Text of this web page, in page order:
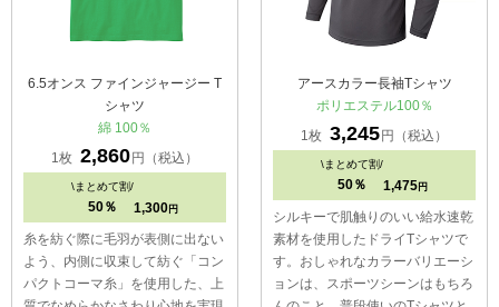
6.5オンス ファインジャージー T
シャツ
綿 100％
1枚 2,860 円（税込）
\まとめて割/
50％ 1,300 円
糸を紡ぐ際に毛羽が表側に出ない
よう、内側に収束して紡ぐ「コン
パクトコーマ糸」を使用した、上
アースカラー長袖Tシャツ
ポリエステル100％
1枚 3,245 円（税込）
\まとめて割/
50％ 1,475 円
シルキーで肌触りのいい給水速乾
素材を使用したドライTシャツで
す。おしゃれなカラーバリエーシ
ョンは、スポーツシーンはもちろ